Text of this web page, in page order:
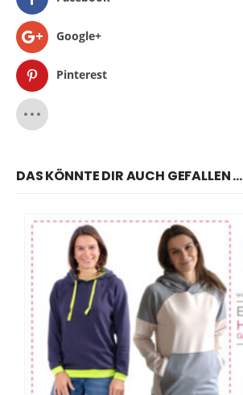
Google+
Pinterest
DAS KÖNNTE DIR AUCH GEFALLEN …